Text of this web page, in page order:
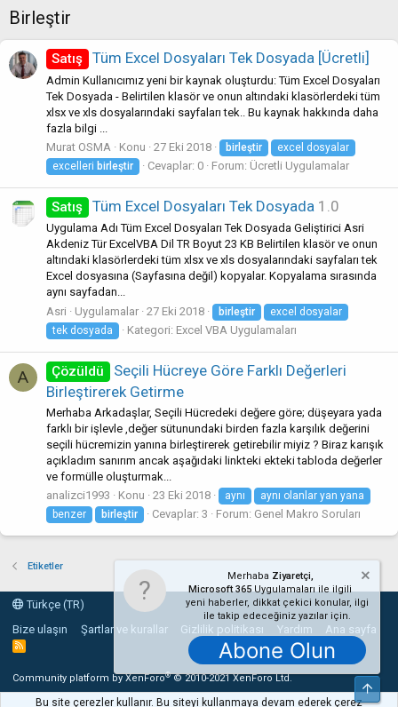
Birleştir
Satış Tüm Excel Dosyaları Tek Dosyada [Ücretli]
Admin Kullanıcımız yeni bir kaynak oluşturdu: Tüm Excel Dosyaları
Tek Dosyada - Belirtilen klasör ve onun altındaki klasörlerdeki tüm
xlsx ve xls dosyalarındaki sayfaları tek.. Bu kaynak hakkında daha
fazla bilgi ...
Murat OSMA
Konu 27 Eki 2018 birleştir
excel dosyalar
excelleri birleştir Cevaplar: 0 Forum: Ücretli Uygulamalar
Satış Tüm Excel Dosyaları Tek Dosyada 1.0
Uygulama Adı Tüm Excel Dosyaları Tek Dosyada Geliştirici Asri
Akdeniz Tür ExcelVBA Dil TR Boyut 23 KB Belirtilen klasör ve onun
altındaki klasörlerdeki tüm xlsx ve xls dosyalarındaki sayfaları tek
Excel dosyasına (Sayfasına değil) kopyalar. Kopyalama sırasında
aynı sayfadan...
Asri
Uygulamalar 27 Eki 2018 birleştir
excel dosyalar
tek dosyada
Kategori: Excel VBA Uygulamaları
A Çözüldü
Seçili Hücreye Göre Farklı Değerleri
Birleştirerek Getirme
Merhaba Arkadaşlar, Seçili Hücredeki değere göre; düşeyara yada
farklı bir işlevle ,değer sütunundaki birden fazla karşılık değerini
seçili hücremizin yanına birleştirerek getirebilir miyiz ? Biraz karışık
açıkladım sanırım ancak aşağıdaki linkteki ekteki tabloda değerler
ve formülle oluşturmak...
analizci1993
Konu 23 Eki 2018 aynı
aynı olanlar yan yana
benzer
birleştir Cevaplar: 3 Forum: Genel Makro Soruları
Etiketler
Türkçe (TR)
Bize ulaşın
Şartlar ve kurallar Gizlilik politikası Yardım Ana sayfa
R
Community platform by XenForo® © 2010-2021 XenForo Ltd.
Merhaba Ziyaretçi,
Microsoft 365Uygulamaları ile ilgili
yeni haberler, dikkat çekici konular, ilgi
ile takip edeceğiniz yazılar için.
Abone Olun
Bu site çerezler kullanır. Bu siteyi kullanmaya devam ederek çerez
Üst